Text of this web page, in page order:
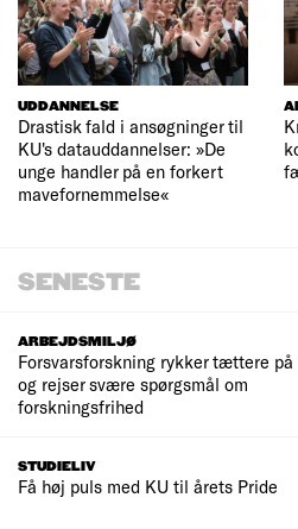
UDDANNELSE
Drastisk fald i ansøgninger til
KU's datauddannelser: »De
unge handler på en forkert
mavefornemmelse«
SENESTE
ARBEJDSMILJØ
Forsvarsforskning rykker tættere på
og rejser svære spørgsmål om
forskningsfrihed
STUDIELIV
Få høj puls med KU til årets Pride